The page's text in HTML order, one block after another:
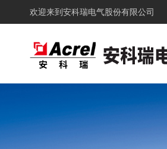
欢迎来到 安科瑞电气股份有限公司